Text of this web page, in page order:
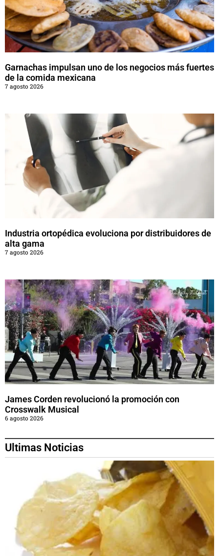
Garnachas impulsan uno de los negocios más fuertes
de la comida mexicana
7 agosto 2026
Industria ortopédica evoluciona por distribuidores de
alta gama
7 agosto 2026
James Corden revolucionó la promoción con
Crosswalk Musical
6 agosto 2026
Ultimas Noticias